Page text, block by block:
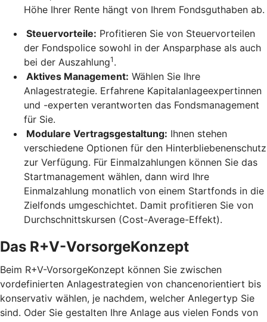
Höhe Ihrer Rente hängt von Ihrem Fondsguthaben ab.
Steuervorteile: Profitieren Sie von Steuervorteilen
der Fondspolice sowohl in der Ansparphase als auch
bei der Auszahlung1 .
Aktives Management: Wählen Sie Ihre
Anlagestrategie. Erfahrene Kapitalanlageexpertinnen
und -experten verantworten das Fondsmanagement
für Sie.
Modulare Vertragsgestaltung: Ihnen stehen
verschiedene Optionen für den Hinterbliebenenschutz
zur Verfügung. Für Einmalzahlungen können Sie das
Startmanagement wählen, dann wird Ihre
Einmalzahlung monatlich von einem Startfonds in die
Zielfonds umgeschichtet. Damit profitieren Sie von
Durchschnittskursen (Cost-Average-Effekt).
Das R+V-VorsorgeKonzept
Beim R+V-VorsorgeKonzept können Sie zwischen
vordefinierten Anlagestrategien von chancenorientiert bis
konservativ wählen, je nachdem, welcher Anlegertyp Sie
sind. Oder Sie gestalten Ihre Anlage aus vielen Fonds von